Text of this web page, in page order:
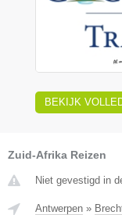
BEKIJK
Zuid-Afrika Reizen
Niet gevestigd in
Antwerpen »